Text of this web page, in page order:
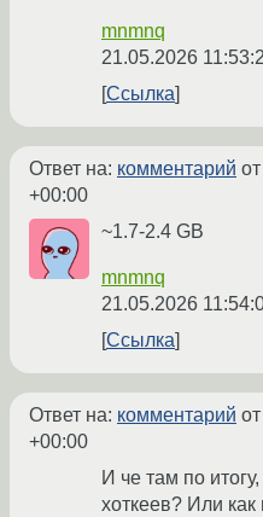
mnmnq
21.05.2026
Ссылка
Ответ на: комментарий
+00:00
~1.7-2.4 GB
mnmnq
21.05.2026
Ссылка
Ответ на: комментарий
+00:00
И че там по
хоткеев? Или